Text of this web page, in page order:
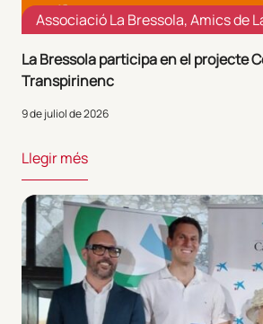
Associació La Bressola,Amics de
La Bressola participa en el projecte
Transpirinenc
9 de juliol de 2026
Llegir més